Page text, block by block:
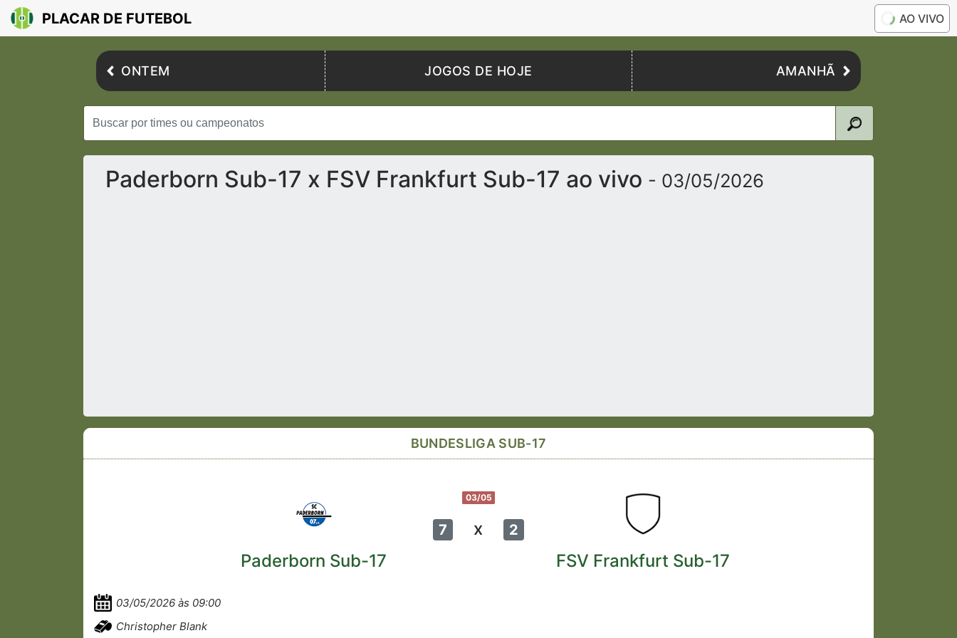
PLACAR DE FUTEBOL AO VIVO
ONTEM JOGOS DE HOJE AMANHÃ
Paderborn Sub-17 x FSV Frankfurt Sub-17 ao vivo - 03/05/2026
BUNDESLIGA SUB-17
03/05
7 x 2
Paderborn Sub-17 FSV Frankfurt Sub-17
03/05/2026 às 09:00
Christopher Blank